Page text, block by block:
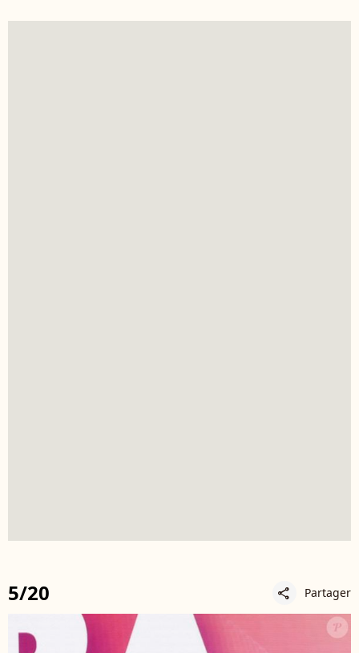
5/20 share Partager